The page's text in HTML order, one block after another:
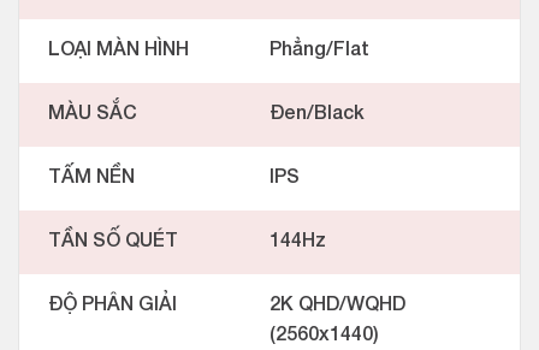
LOẠI MÀN HÌNH Phẳng/Flat
MÀU SẮC Đen/Black
TẤM NỀN IPS
TẦN SỐ QUÉT 144Hz
ĐỘ PHÂN GIẢI
2K QHD/WQHD
(2560x1440)